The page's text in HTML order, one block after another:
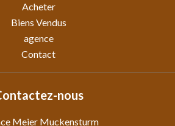
Acheter
Biens Vendus
agence
Contact
nous
Meier Muckensturm